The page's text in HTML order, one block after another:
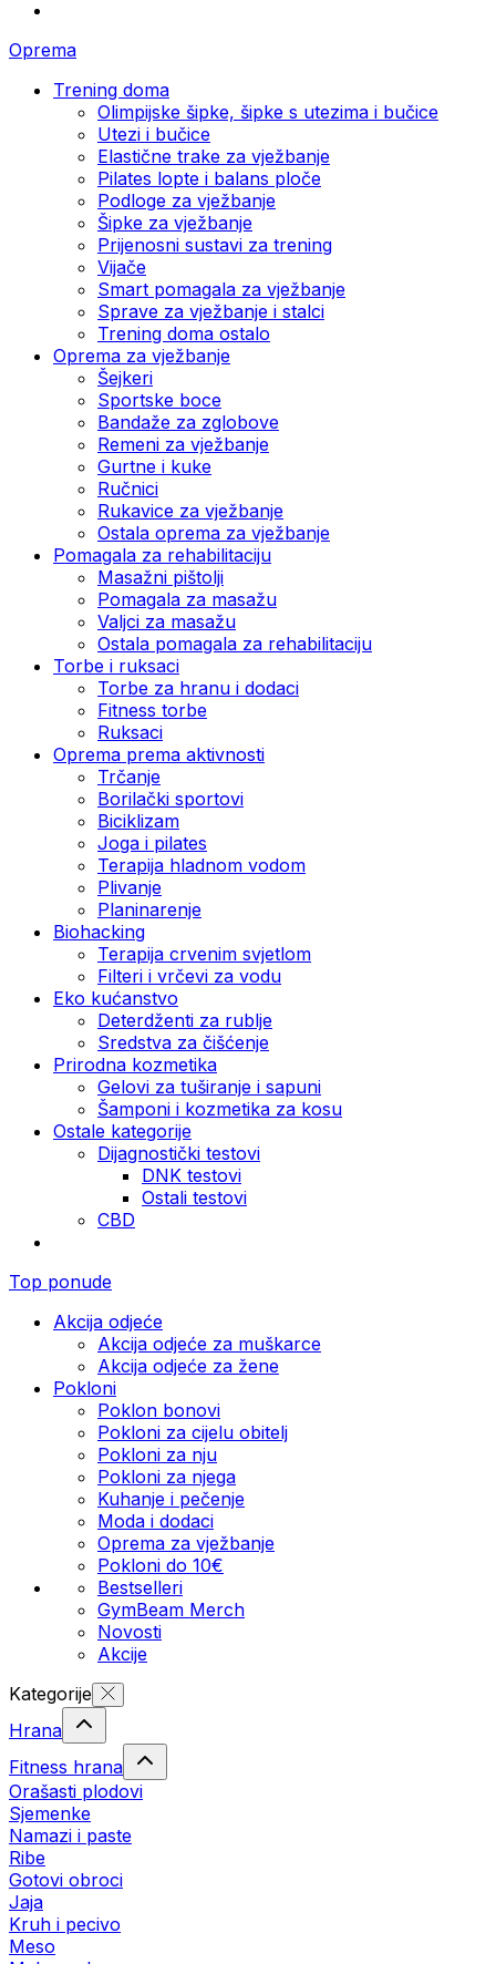
Oprema
Trening doma
Olimpijske šipke, šipke s utezima i bučice
Utezi i bučice
Elastične trake za vježbanje
Pilates lopte i balans ploče
Podloge za vježbanje
Šipke za vježbanje
Prijenosni sustavi za trening
Vijače
Smart pomagala za vježbanje
Sprave za vježbanje i stalci
Trening doma ostalo
Oprema za vježbanje
Šejkeri
Sportske boce
Bandaže za zglobove
Remeni za vježbanje
Gurtne i kuke
Ručnici
Rukavice za vježbanje
Ostala oprema za vježbanje
Pomagala za rehabilitaciju
Masažni pištolji
Pomagala za masažu
Valjci za masažu
Ostala pomagala za rehabilitaciju
Torbe i ruksaci
Torbe za hranu i dodaci
Fitness torbe
Ruksaci
Oprema prema aktivnosti
Trčanje
Borilački sportovi
Biciklizam
Joga i pilates
Terapija hladnom vodom
Plivanje
Planinarenje
Biohacking
Terapija crvenim svjetlom
Filteri i vrčevi za vodu
Eko kućanstvo
Deterdženti za rublje
Sredstva za čišćenje
Prirodna kozmetika
Gelovi za tuširanje i sapuni
Šamponi i kozmetika za kosu
Ostale kategorije
Dijagnostički testovi
DNK testovi
Ostali testovi
CBD
Top ponude
Akcija odjeće
Akcija odjeće za muškarce
Akcija odjeće za žene
Pokloni
Poklon bonovi
Pokloni za cijelu obitelj
Pokloni za nju
Pokloni za njega
Kuhanje i pečenje
Moda i dodaci
Oprema za vježbanje
Pokloni do 10€
Bestselleri
GymBeam Merch
Novosti
Akcije
Kategorije
Hrana
Fitness hrana
Orašasti plodovi
Sjemenke
Namazi i paste
Ribe
Gotovi obroci
Jaja
Kruh i pecivo
Meso